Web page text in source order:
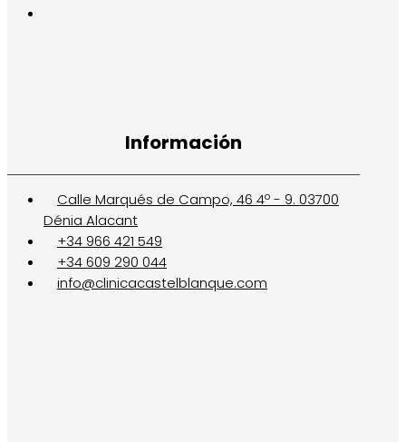
Información
Calle Marqués de Campo, 46 4º - 9. 03700
Dénia Alacant
+34 966 421 549
+34 609 290 044
info@clinicacastelblanque.com